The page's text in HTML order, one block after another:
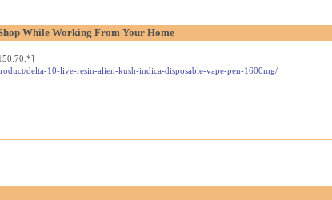
While Working From Your Home
delta-10-live-resin-alien-kush-indica-disposable-vape-pen-1600mg/